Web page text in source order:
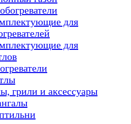
для
для
грили и аксессуары